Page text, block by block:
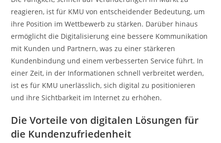
reagieren, ist für KMU von entscheidender Bedeutung, um
ihre Position im Wettbewerb zu stärken. Darüber hinaus
ermöglicht die Digitalisierung eine bessere Kommunikation
mit Kunden und Partnern, was zu einer stärkeren
Kundenbindung und einem verbesserten Service führt. In
einer Zeit, in der Informationen schnell verbreitet werden,
ist es für KMU unerlässlich, sich digital zu positionieren
und ihre Sichtbarkeit im Internet zu erhöhen.
Die Vorteile von digitalen Lösungen für
die Kundenzufriedenheit